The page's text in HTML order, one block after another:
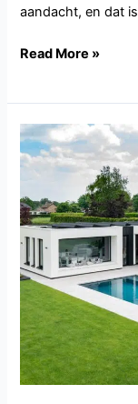
aandacht, en dat is
Read More »
NB142.Veghel